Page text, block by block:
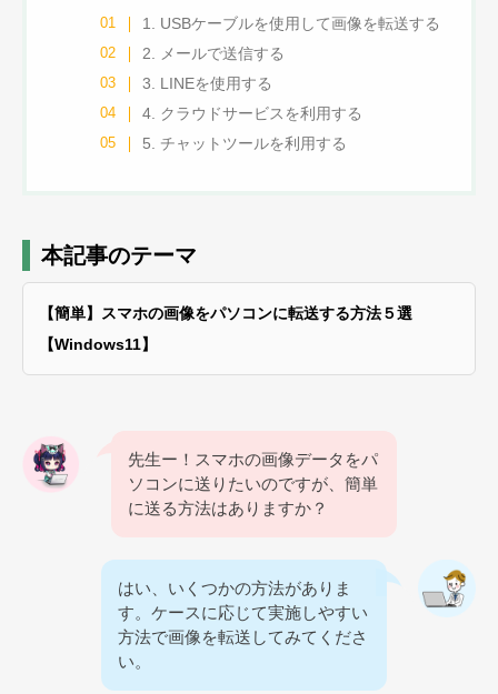
1. USBケーブルを使用して画像を転送する
2. メールで送信する
3. LINEを使用する
4. クラウドサービスを利用する
5. チャットツールを利用する
本記事のテーマ
【簡単】スマホの画像をパソコンに転送する方法５選
【Windows11】
先生ー！スマホの画像データをパ
ソコンに送りたいのですが、簡単
に送る方法はありますか？
はい、いくつかの方法がありま
す。ケースに応じて実施しやすい
方法で画像を転送してみてくださ
い。